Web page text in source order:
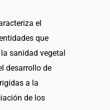
el
que
sanidad vegetal
desarrollo de
a la
de los